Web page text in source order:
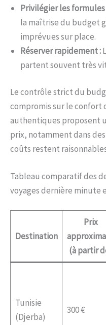
Privilégier les
la maîtrise du budget
imprévues sur place.
Réserver rapidement :
partent souvent très
Le contrôle strict du
compromis sur le confort
authentiques proposent
prix, notamment dans
coûts restent
Tableau comparatif des
voyages dernière minute
Destination
Prix
(à partir
Tunisie
(Djerba)
300 €